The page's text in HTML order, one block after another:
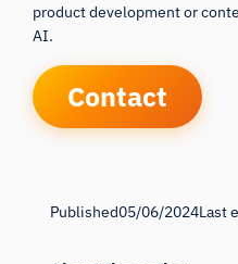
product development or
AI.
Contact
Published05/06/2024Last